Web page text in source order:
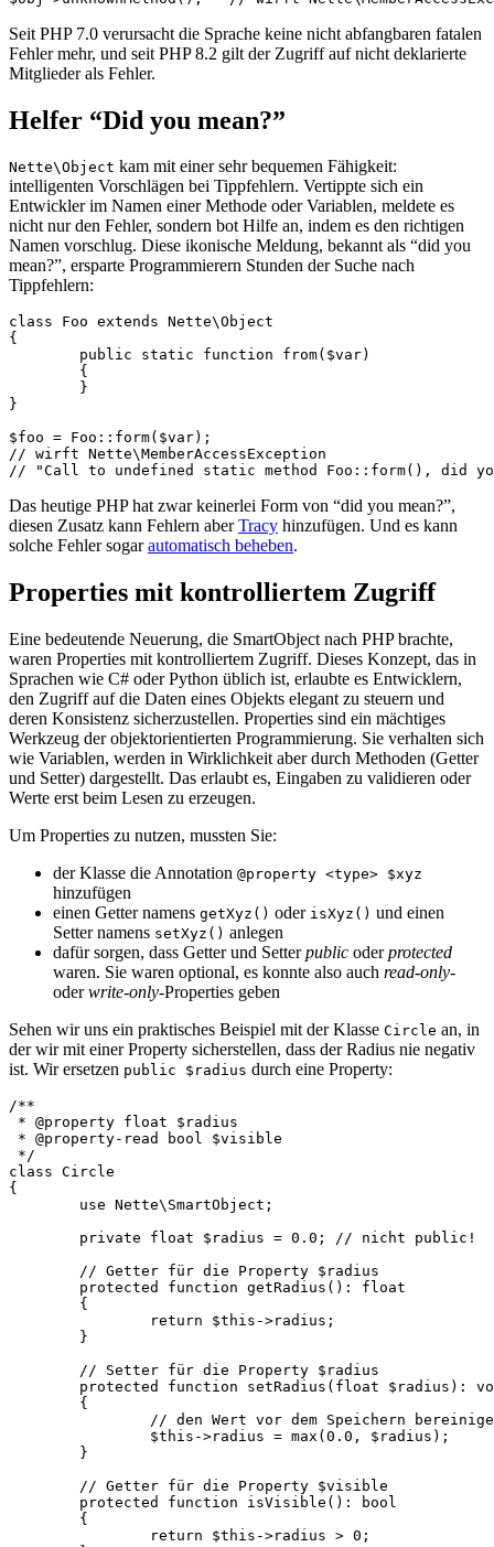
Seit PHP 7.0 verursacht die Sprache keine nicht abfangbaren fatalen
Fehler mehr, und seit PHP 8.2 gilt der Zugriff auf nicht deklarierte
Mitglieder als Fehler.
Helfer “Did you mean?”
Nette\Object kam mit einer sehr bequemen Fähigkeit:
intelligenten Vorschlägen bei Tippfehlern. Vertippte sich ein
Entwickler im Namen einer Methode oder Variablen, meldete es
nicht nur den Fehler, sondern bot Hilfe an, indem es den richtigen
Namen vorschlug. Diese ikonische Meldung, bekannt als “did you
mean?”, ersparte Programmierern Stunden der Suche nach
Tippfehlern:
class Foo extends Nette\Object
{
}
$foo = Foo::form($var);
// wirft Nette\MemberAccessException
Das heutige PHP hat zwar keinerlei Form von “did you mean?”,
diesen Zusatz kann Fehlern aberTracy hinzufügen. Und es kann
solche Fehler sogarautomatisch beheben.
Properties mit kontrolliertem Zugriff
Eine bedeutende Neuerung, die SmartObject nach PHP brachte,
waren Properties mit kontrolliertem Zugriff. Dieses Konzept, das in
Sprachen wie C# oder Python üblich ist, erlaubte es Entwicklern,
den Zugriff auf die Daten eines Objekts elegant zu steuern und
deren Konsistenz sicherzustellen. Properties sind ein mächtiges
Werkzeug der objektorientierten Programmierung. Sie verhalten sich
wie Variablen, werden in Wirklichkeit aber durch Methoden (Getter
und Setter) dargestellt. Das erlaubt es, Eingaben zu validieren oder
Werte erst beim Lesen zu erzeugen.
Um Properties zu nutzen, mussten Sie:
der Klasse die Annotation @property <type> $xyz
hinzufügen
einen Getter namens getXyz() oder isXyz() und einen
Setter namens setXyz() anlegen
dafür sorgen, dass Getter und Setterpublic oderprotected
waren. Sie waren optional, es konnte also auch read-only-
oderwrite-only-Properties geben
Sehen wir uns ein praktisches Beispiel mit der Klasse Circle an, in
der wir mit einer Property sicherstellen, dass der Radius nie negativ
ist. Wir ersetzen public $radius durch eine Property:
/**
* @property float $radius
* @property-read bool $visible
*/
class Circle
{